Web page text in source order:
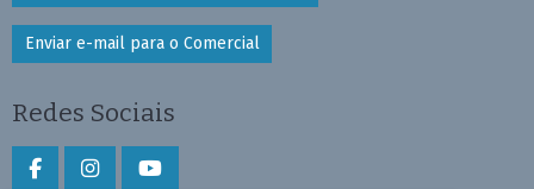
Enviar e-mail para o Comercial
Redes Sociais